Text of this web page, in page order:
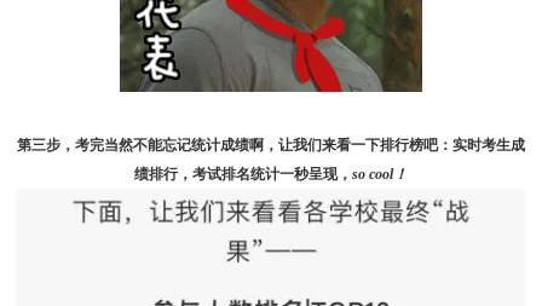
第三步，考完当然不能忘记统计成绩啊，让我们来看一下排行榜吧： 实时考生成
绩排行，考试排名统计一秒呈现， so cool！